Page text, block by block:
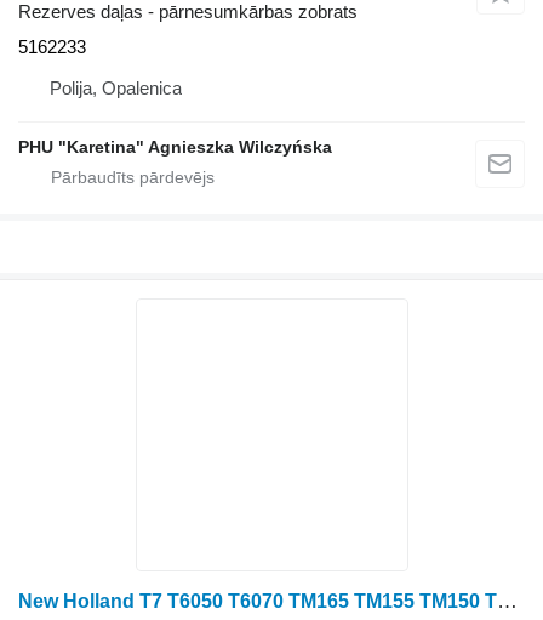
Rezerves daļas - pārnesumkārbas zobrats
5162233
Polija, Opalenica
PHU "Karetina" Agnieszka Wilczyńska
New Holland T7 T6050 T6070 TM165 TM155 TM150 TM140 TM145 TM180 Koło Zębate 2 pārnesumkārbas zobrats paredzēts New Holland T7 T6050 T6070 TM165 TM155 TM150 TM140 TM145 TM180 riteņtraktora